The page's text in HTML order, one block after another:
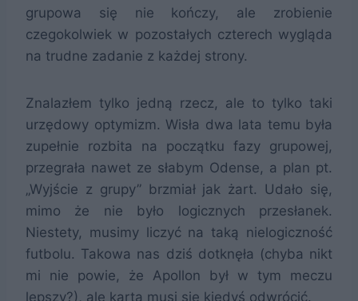
grupowa się nie kończy, ale zrobienie
czegokolwiek w pozostałych czterech wygląda
na trudne zadanie z każdej strony.
Znalazłem tylko jedną rzecz, ale to tylko taki
urzędowy optymizm. Wisła dwa lata temu była
zupełnie rozbita na początku fazy grupowej,
przegrała nawet ze słabym Odense, a plan pt.
„Wyjście z grupy” brzmiał jak żart. Udało się,
mimo że nie było logicznych przesłanek.
Niestety, musimy liczyć na taką nielogiczność
futbolu. Takowa nas dziś dotknęła (chyba nikt
mi nie powie, że Apollon był w tym meczu
lepszy?), ale karta musi się kiedyś odwrócić.